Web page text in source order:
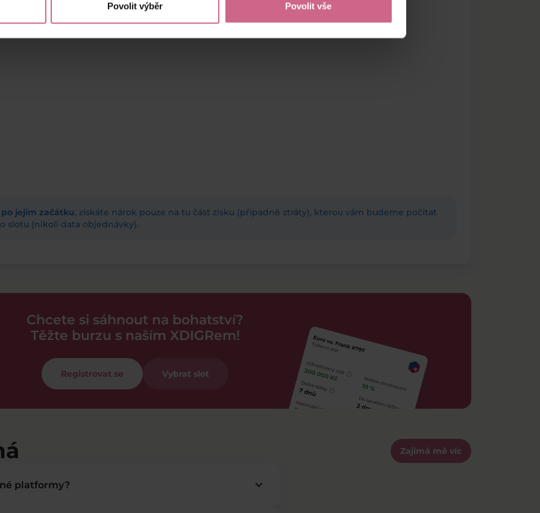
Povolit výběr Povolit vše
jejím začátku, získáte nárok pouze na tu část zisku (případně ztráty), kterou vám budeme počítat
slotu (nikoli data objednávky).
Chcete si sáhnout na bohatství?
Těžte burzu s naším XDIGRem!
Registrovat se Vybrat slot
Zajímá mě víc
platformy? keyboard_arrow_down